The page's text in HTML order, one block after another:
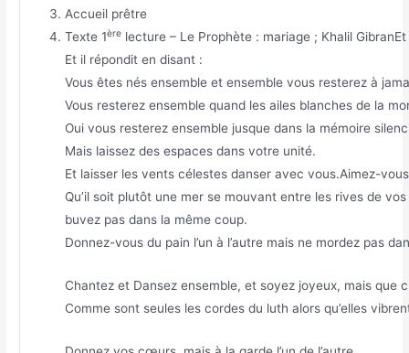
Accueil prêtre
Texte 1ère lecture – Le Prophète : mariage ; Khalil Gibran
Et il répondit en disant :
Vous êtes nés ensemble et ensemble vous resterez à
Vous resterez ensemble quand les ailes blanches de la
Oui vous resterez ensemble jusque dans la mémoire
Mais laissez des espaces dans votre unité.
Et laisser les vents célestes danser avec vous.Aimez-
Qu’il soit plutôt une mer se mouvant entre les rives de
buvez pas dans la même coup.
Donnez-vous du pain l’un à l’autre mais ne mordez pas
Chantez et Dansez ensemble, et soyez joyeux, mais que
Comme sont seules les cordes du luth alors qu’elles